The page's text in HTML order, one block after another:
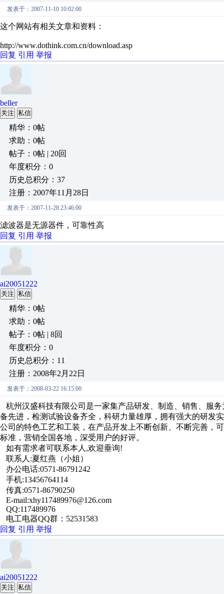
发表于：2007-11-10 10:02:00
这个网站有相关文章和资料：
http://www.dothink.com.cn/download.asp
回复 引用 举报
beller
关注 私信
精华：0帖
求助：0帖
帖子：0帖 | 20回
年度积分：0
历史总积分：37
注册：2007年11月28日
发表于：2007-11-28 23:46:00
滤波器是无源器件，可靠性高
回复 引用 举报
ai20051222
关注 私信
精华：0帖
求助：0帖
帖子：0帖 | 8回
年度积分：0
历史总积分：11
注册：2008年2月22日
发表于：2008-03-22 16:15:00
杭州汉盛科技有限公司是一家集产品研发、制造、销售、服
备先进，检测试验设备齐全，科研力量雄厚，拥有强大的研发
公司的特色工艺和工装，在产品开发上不断创新、不断完善，
标准，营销全国各地，深受用户的好评。
如有需求者可联系本人,欢迎垂询!
联系人:夏红燕（小姐）
办公电话:0571-86791242
手机:13456764114
传真:0571-86790250
E-mail:xhy117489976@126.com
QQ:117489976
电工电器QQ群：52531583
回复 引用 举报
ai20051222
关注 私信